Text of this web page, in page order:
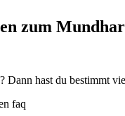
zum
Dann hast du bestimmt